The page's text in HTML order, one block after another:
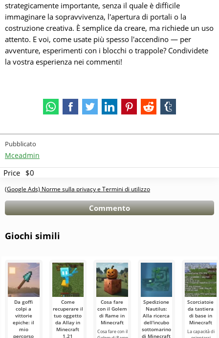
strategicamente importante, senza il quale è difficile
immaginare la sopravvivenza, l'apertura di portali o la
costruzione creativa. È semplice da creare, ma richiede un uso
attento. E voi, come usate più spesso l'accendino — per
avventure, esperimenti con i blocchi o trappole? Condividete
la vostra esperienza nei commenti!
Pubblicato
Mceadmin
Price $0
(Google Ads) Norme sulla privacy e Termini di utilizzo
Commento
Giochi simili
Da goffi
colpi a
vittorie
epiche: il
mio
percorso
Come
recuperare il
tuo oggetto
da Allay in
Minecraft
1.21
Cosa fare
con il Golem
di Rame in
Minecraft
Cosa fare con il
Spedizione
Nautilus:
Alla ricerca
dell'incubo
sottomarino
di Minecraft
Scorciatoie
da tastiera
di base in
Minecraft
La capacità di